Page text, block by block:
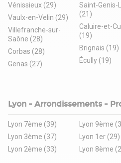
Vénissieux (29)
Vaulx-en-Velin (29)
Villefranche-sur-
Saône (28)
Corbas (28)
Genas (27)
Saint-Genis-
(21)
Caluire-et-
(19)
Brignais (19)
Écully (19)
Lyon - Arrondissements -
l'immobilier d'entreprise
Lyon 7ème (39)
Lyon 3ème (37)
Lyon 2ème (33)
Lyon 9ème
Lyon 1er (29)
Lyon 8ème